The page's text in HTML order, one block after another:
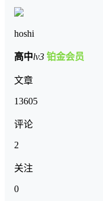
hoshi
高中lv3 铂金会员
文章
13605
评论
2
关注
0